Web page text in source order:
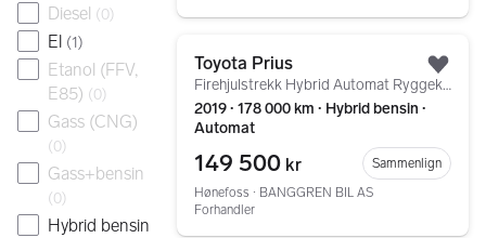
Diesel (0)
El (1)
Etanol (FFV,
E85) (0)
Gass (CNG)
(0)
Gass+bensin
(0)
Hybrid bensin
Toyota Prius
Firehjulstrekk Hybrid Automat Ryggekamera En eier
2019 ∙ 178 000 km ∙ Hybrid bensin ∙
Automat
149 500 kr
Sammenlign
Hønefoss ∙ BANGGREN BIL AS
Forhandler